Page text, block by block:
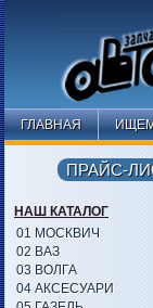
ГЛАВНАЯ
ПРАЙС-
НАШ КАТАЛОГ
01 МОСКВИЧ
02 ВАЗ
03 ВОЛГА
04 АКСЕСУАРИ